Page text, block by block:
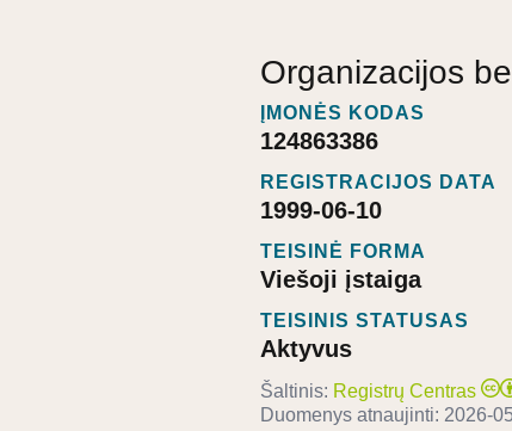
Organizacijos
ĮMONĖS KODAS
124863386
REGISTRACIJOS DATA
1999-06-10
TEISINĖ FORMA
Viešoji įstaiga
TEISINIS STATUSAS
Aktyvus
Šaltinis: Registrų Centras
Duomenys atnaujinti: 2026-